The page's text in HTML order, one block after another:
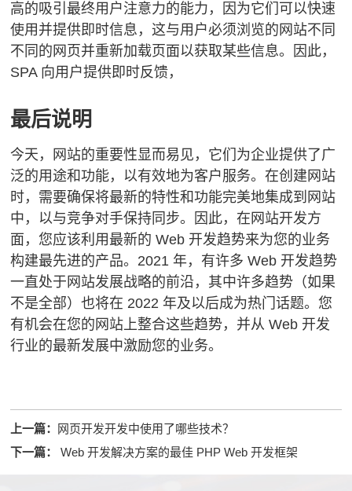
高的吸引最终用户注意力的能力，因为它们可以快速
使用并提供即时信息，这与用户必须浏览的网站不同
不同的网页并重新加载页面以获取某些信息。
因此，
SPA 向用户提供即时反馈，
最后说明
今天，网站的重要性显而易见，它们为企业提供了广
泛的用途和功能，以有效地为客户服务。在创建网站
时，需要确保将最新的特性和功能完美地集成到网站
中，以与竞争对手保持同步。
因此，在网站开发方
面，您应该利用最新的 Web 开发趋势来为您的业务
构建最先进的产品。 2021 年，有许多 Web 开发趋势
一直处于网站发展战略的前沿，其中许多趋势（如果
不是全部）也将在 2022 年及以后成为热门话题。您
有机会在您的网站上整合这些趋势，并从 Web 开发
行业的最新发展中激励您的业务。
上一篇： 网页开发开发中使用了哪些技术？
下一篇：
Web 开发解决方案的最佳 PHP Web 开发框架